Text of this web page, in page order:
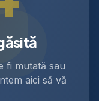
fi mutată sau
aici să vă